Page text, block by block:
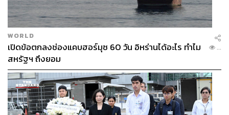
WORLD
เปิดข้อตกลงช่องแคบฮอร์มุซ 60 วัน อิหร่านได้อะไร ทำไม
สหรัฐฯ ถึงยอม
...